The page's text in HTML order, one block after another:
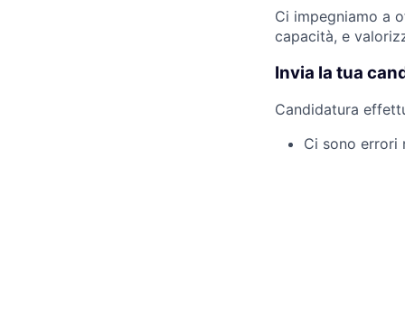
Ci impegniamo a
capacità, e
Invia la tua
Candidatura
Ci sono errori